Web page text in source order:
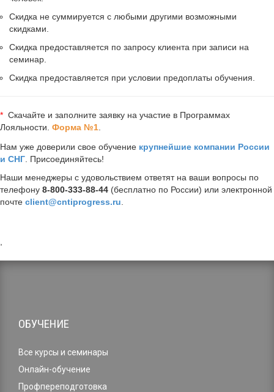
Скидка не суммируется с любыми другими возможными
скидками.
Скидка предоставляется по запросу клиента при записи на
семинар.
Скидка предоставляется при условии предоплаты обучения.
* Скачайте и заполните заявку на участие в Программах
Лояльности. Форма №1
Нам уже доверили свое обучение крупнейшие компании России
и СНГ . Присоединяйтесь!
Наши менеджеры с удовольствием ответят на ваши вопросы по
телефону 8-800-333-88-44 (бесплатно по России) или электронной
почте client@cntiprogress.ru
ОБУЧЕНИЕ
Все курсы и семинары
Онлайн-обучение
Профпереподготовка